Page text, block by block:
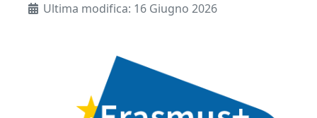
Ultima modifica: 16 Giugno 2026